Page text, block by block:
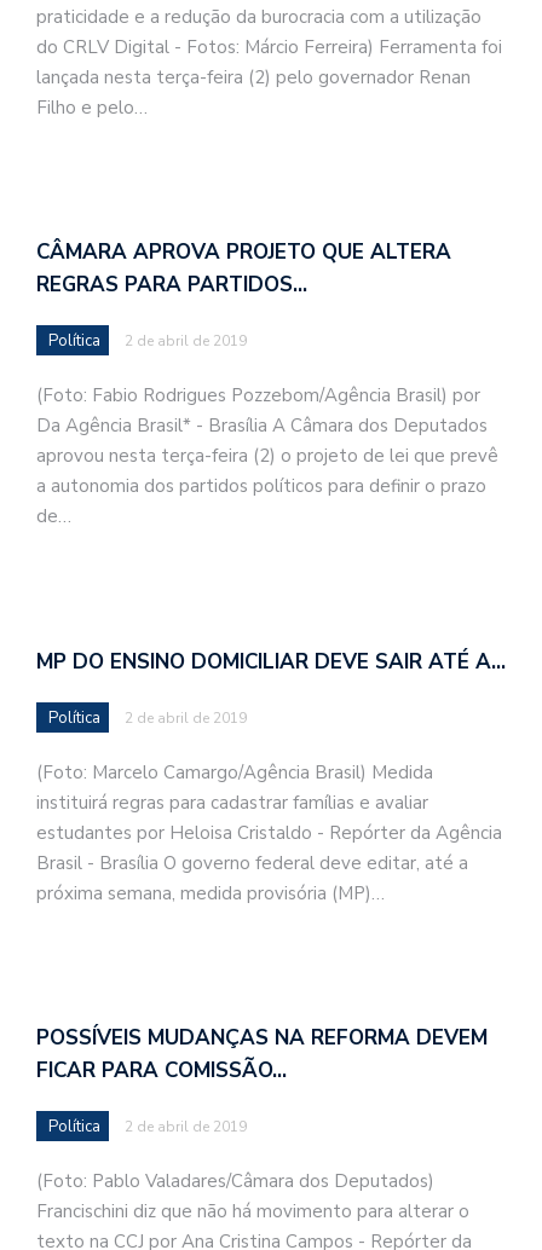
praticidade e a redução da burocracia com a utilização
do CRLV Digital - Fotos: Márcio Ferreira) Ferramenta foi
lançada nesta terça-feira (2) pelo governador Renan
Filho e pelo…
CÂMARA APROVA PROJETO QUE ALTERA
REGRAS PARA PARTIDOS…
Política 2 de abril de 2019
(Foto: Fabio Rodrigues Pozzebom/Agência Brasil) por
Da Agência Brasil* - Brasília A Câmara dos Deputados
aprovou nesta terça-feira (2) o projeto de lei que prevê
a autonomia dos partidos políticos para definir o prazo
de…
MP DO ENSINO DOMICILIAR DEVE SAIR ATÉ A…
Política 2 de abril de 2019
(Foto: Marcelo Camargo/Agência Brasil) Medida
instituirá regras para cadastrar famílias e avaliar
estudantes por Heloisa Cristaldo - Repórter da Agência
Brasil - Brasília O governo federal deve editar, até a
próxima semana, medida provisória (MP)…
POSSÍVEIS MUDANÇAS NA REFORMA DEVEM
FICAR PARA COMISSÃO…
Política 2 de abril de 2019
(Foto: Pablo Valadares/Câmara dos Deputados)
Francischini diz que não há movimento para alterar o
texto na CCJ por Ana Cristina Campos - Repórter da